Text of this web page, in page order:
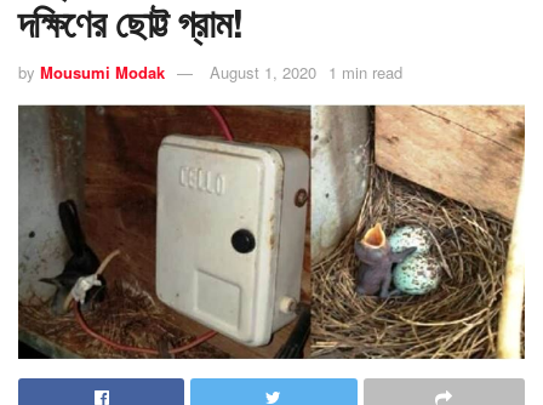
দক্ষিণের ছোট্ট গ্রাম!
by Mousumi Modak August 1, 2020 1 min read